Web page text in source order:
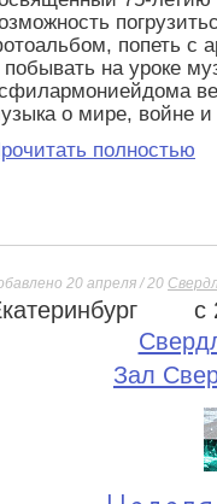
попеть с
побывать на уроке
о мире, войне
полностью
20 апреля / 20
с
Зал